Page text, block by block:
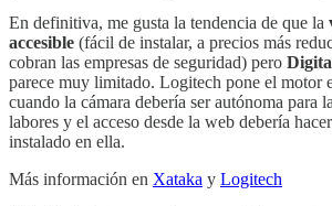
En definitiva, me gusta la tendencia de que la
accesible (fácil de instalar, a precios más
cobran las empresas de seguridad) pero
parece muy limitado. Logitech pone el motor
cuando la cámara debería ser autónoma para
labores y el acceso desde la web debería
instalado en ella.
Más información en Xataka y Logitech